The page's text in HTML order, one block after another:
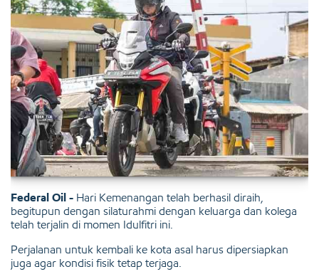
Federal Oil - Hari Kemenangan telah berhasil diraih,
begitupun dengan silaturahmi dengan keluarga dan kolega
telah terjalin di momen Idulfitri ini.
Perjalanan untuk kembali ke kota asal harus dipersiapkan
juga agar kondisi fisik tetap terjaga.